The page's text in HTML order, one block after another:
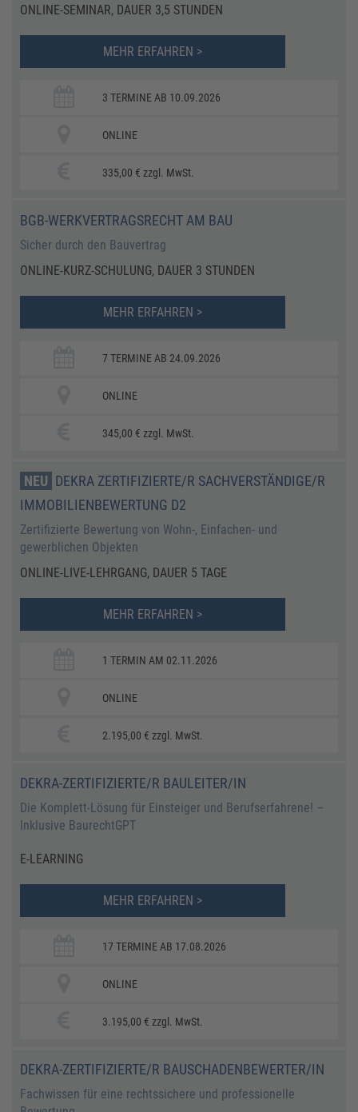
ONLINE-SEMINAR, DAUER 3,5 STUNDEN
MEHR ERFAHREN >
3 TERMINE AB 10.09.2026
ONLINE
335,00 € zzgl. MwSt.
BGB-WERKVERTRAGSRECHT AM BAU
Sicher durch den Bauvertrag
ONLINE-KURZ-SCHULUNG, DAUER 3 STUNDEN
MEHR ERFAHREN >
7 TERMINE AB 24.09.2026
ONLINE
345,00 € zzgl. MwSt.
NEU DEKRA ZERTIFIZIERTE/R SACHVERSTÄNDIGE/R
IMMOBILIENBEWERTUNG D2
Zertifizierte Bewertung von Wohn-, Einfachen- und
gewerblichen Objekten
ONLINE-LIVE-LEHRGANG, DAUER 5 TAGE
MEHR ERFAHREN >
1 TERMIN AM 02.11.2026
ONLINE
2.195,00 € zzgl. MwSt.
DEKRA-ZERTIFIZIERTE/R BAULEITER/IN
Die Komplett-Lösung für Einsteiger und Berufserfahrene! –
Inklusive BaurechtGPT
E-LEARNING
MEHR ERFAHREN >
17 TERMINE AB 17.08.2026
ONLINE
3.195,00 € zzgl. MwSt.
DEKRA-ZERTIFIZIERTE/R BAUSCHADENBEWERTER/IN
Fachwissen für eine rechtssichere und professionelle